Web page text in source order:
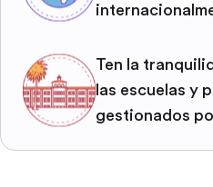
Ten la
las escuelas y
gestionados